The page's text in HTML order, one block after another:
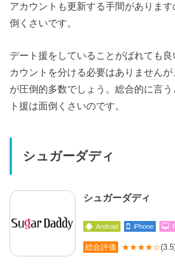
アカウントも更新する手間がありま
倒くさいです。
デート援をしていることがばれても
カウントを分ける必要はありませんが
が圧倒的多数でしょう。総合的に言
ト援は面倒くさいのです。
シュガーダディ
シュガーダディ
Android iPhone
総合評価 ★★★★☆